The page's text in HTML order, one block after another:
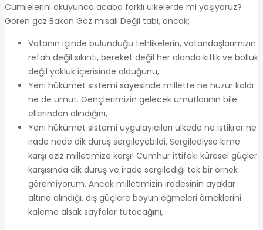
Cümlelerini okuyunca acaba farklı ülkelerde mi yaşıyoruz?
Gören göz Bakan Göz misali Değil tabi, ancak;
Vatanın içinde bulunduğu tehlikelerin, vatandaşlarımızın
refah değil sıkıntı, bereket değil her alanda kıtlık ve bolluk
değil yokluk içerisinde olduğunu,
Yeni hükümet sistemi sayesinde millette ne huzur kaldı
ne de umut. Gençlerimizin gelecek umutlarının bile
ellerinden alındığını,
Yeni hükümet sistemi uygulayıcıları ülkede ne istikrar ne
irade nede dik duruş sergileyebildi. Sergilediyse kime
karşı aziz milletimize karşı! Cumhur ittifakı küresel güçler
karşısında dik duruş ve irade sergilediği tek bir örnek
göremiyorum. Ancak milletimizin iradesinin ayaklar
altına alındığı, dış güçlere boyun eğmeleri örneklerini
kaleme alsak sayfalar tutacağını,